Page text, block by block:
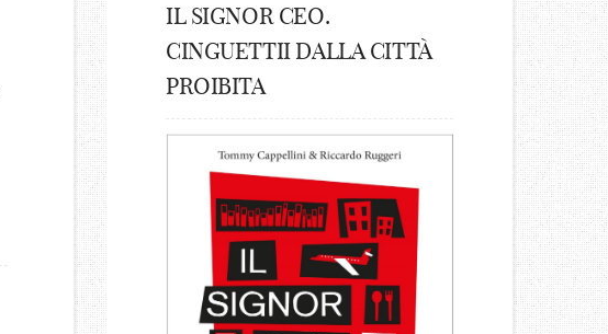
IL SIGNOR CEO.
CINGUETTII DALLA CITTÀ
PROIBITA